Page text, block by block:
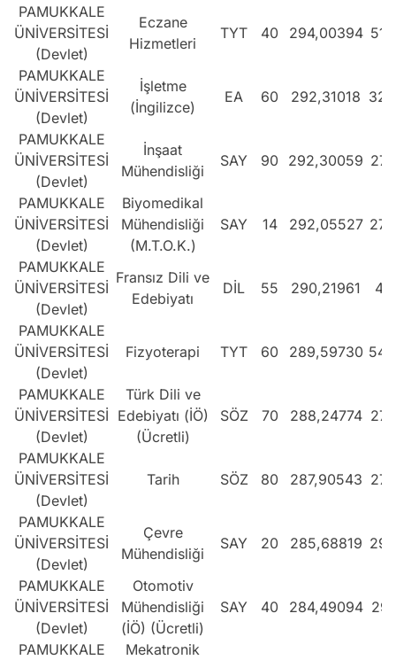
PAMUKKALE
ÜNİVERSİTESİ
(Devlet)
Eczane
Hizmetleri
TYT 40 294,00394
PAMUKKALE
ÜNİVERSİTESİ
(Devlet)
İşletme
(İngilizce)
EA 60 292,31018
PAMUKKALE
ÜNİVERSİTESİ
(Devlet)
İnşaat
Mühendisliği
SAY 90 292,30059
PAMUKKALE
ÜNİVERSİTESİ
(Devlet)
Biyomedikal
Mühendisliği
(M.T.O.K.)
SAY 14 292,05527
PAMUKKALE
ÜNİVERSİTESİ
(Devlet)
Fransız Dili ve
Edebiyatı
DİL 55 290,21961
PAMUKKALE
ÜNİVERSİTESİ
(Devlet)
Fizyoterapi TYT 60 289,59730
PAMUKKALE
ÜNİVERSİTESİ
(Devlet)
Türk Dili ve
Edebiyatı (İÖ)
(Ücretli)
SÖZ 70 288,24774
PAMUKKALE
ÜNİVERSİTESİ
(Devlet)
Tarih SÖZ 80 287,90543
PAMUKKALE
ÜNİVERSİTESİ
(Devlet)
Çevre
Mühendisliği
SAY 20 285,68819
PAMUKKALE
ÜNİVERSİTESİ
(Devlet)
Otomotiv
Mühendisliği
(İÖ) (Ücretli)
SAY 40 284,49094
PAMUKKALE
Mekatronik